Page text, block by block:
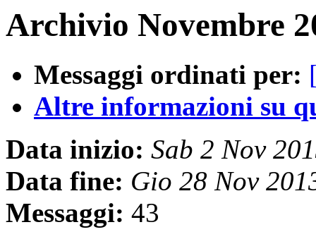
Archivio Novembre
Messaggi ordinati per:
Altre informazioni su
Data inizio: Sab 2 Nov
Data fine: Gio 28 Nov
Messaggi: 43